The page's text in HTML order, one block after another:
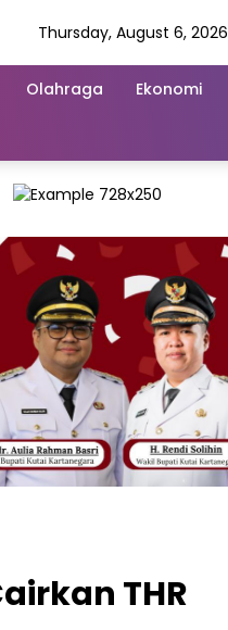
Thursday, August 6, 2026
Olahraga Ekonomi
THR